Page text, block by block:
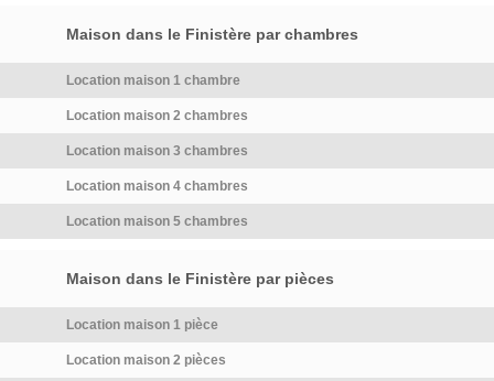
Maison dans le Finistère par chambres
Location maison 1 chambre
Location maison 2 chambres
Location maison 3 chambres
Location maison 4 chambres
Location maison 5 chambres
Maison dans le Finistère par pièces
Location maison 1 pièce
Location maison 2 pièces